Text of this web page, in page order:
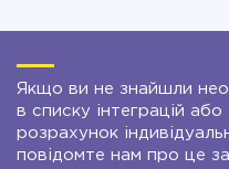
Якщо ви не знайшли
в списку інтеграцій
розрахунок
повідомте нам про це